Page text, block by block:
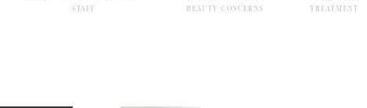
STAFF BEAUTY CONCERNS TREATMENT